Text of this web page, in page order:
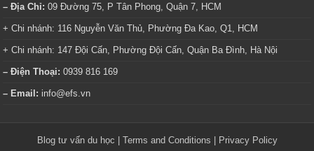
– Địa Chỉ: 09 Đường 75, P Tân Phong, Quận 7, HCM
+ Chi nhánh: 116 Nguyễn Văn Thủ, Phường Đa Kao, Q1, HCM
+ Chi nhánh: 147 Đội Cấn, Phường Đội Cấn, Quận Ba Đình, Hà Nội
– Điện Thoại: 0939 816 169
– Email: info@efs.vn
Blog tư vấn du học Terms and Conditions Privacy Policy